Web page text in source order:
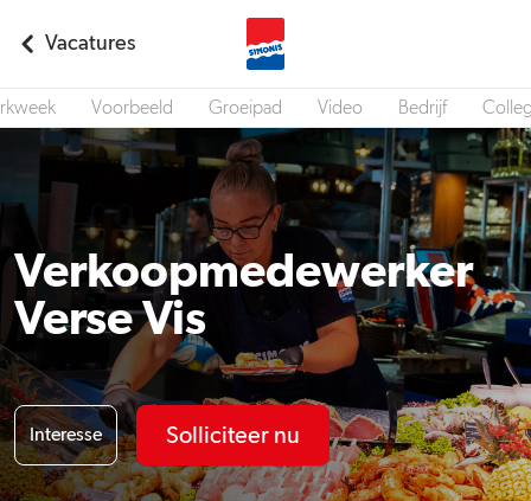
Vacatures
Voorbeeld Groeipad Video Bedrijf
Verkoopmedewerker
Verse Vis
Interesse Solliciteer nu